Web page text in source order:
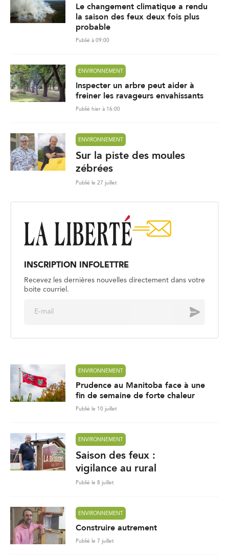
Le changement climatique a rendu
la saison des feux deux fois plus
probable
Publié à 09:00
ENVIRONNEMENT
Inspecter un arbre peut aider à
freiner les ravageurs envahissants
Publié hier à 16:00
ENVIRONNEMENT
Sur la piste des moules
zébrées
Publié le 27 juillet
INSCRIPTION INFOLETTRE
Recevez les dernières nouvelles directement dans votre
boite courriel.
Envoyer
ENVIRONNEMENT
Prudence au Manitoba face à une
fin de semaine de forte chaleur
Publié le 10 juillet
ENVIRONNEMENT
Saison des feux :
vigilance au rural
Publié le 8 juillet
ENVIRONNEMENT
Construire autrement
Publié le 7 juillet